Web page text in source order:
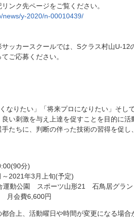
ンク先ページをご覧ください。
news/y-2020/n-00010439/
ッカースクールでは、Sクラス村山U-12
ご応募ください。
なりたい」「将来プロになりたい」そし
い刺激を与え上達を促すことを目的に
たちに、判断の伴った技術の習得を促
分)
2021年3月上旬(予定)
運動公園 スポーツ山形21 石鳥居グラ
月会費6,600円
合上、活動曜日や時間が変更になる場合